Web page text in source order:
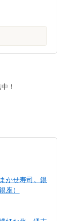
！
かせ寿司。銀
座）